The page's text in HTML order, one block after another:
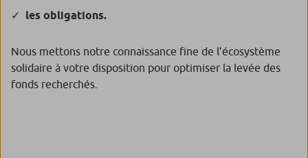
les obligations.
Nous mettons notre connaissance fine de l’écosystème
solidaire à votre disposition pour optimiser la levée des
fonds recherchés.